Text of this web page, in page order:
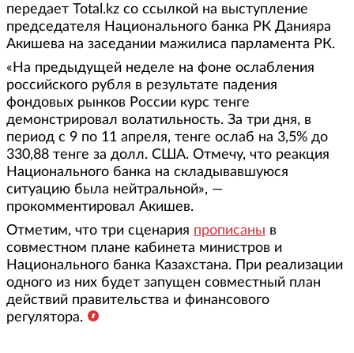
передает Total.kz со ссылкой на выступление
председателя Национального банка РК Данияра
Акишева на заседании мажилиса парламента РК.
«На предыдущей неделе на фоне ослабления
российского рубля в результате падения
фондовых рынков России курс тенге
демонстрировал волатильность. За три дня, в
период с 9 по 11 апреля, тенге ослаб на 3,5% до
330,88 тенге за долл. США. Отмечу, что реакция
Национального банка на складывавшуюся
ситуацию была нейтральной», —
прокомментировал Акишев.
Отметим, что три сценария прописаны в
совместном плане кабинета министров и
Национального банка Казахстана. При реализации
одного из них будет запущен совместный план
действий правительства и финансового
регулятора.